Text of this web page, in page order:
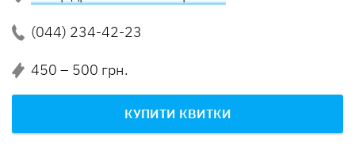
(044) 234-42-23
450 – 500 грн.
КУПИТИ КВИТКИ